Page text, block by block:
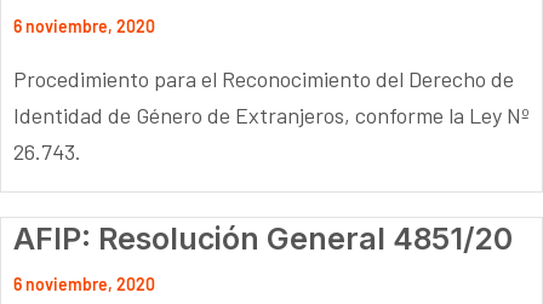
6 noviembre, 2020
Procedimiento para el Reconocimiento del Derecho de
Identidad de Género de Extranjeros, conforme la Ley Nº
26.743.
AFIP: Resolución General 4851/20
6 noviembre, 2020